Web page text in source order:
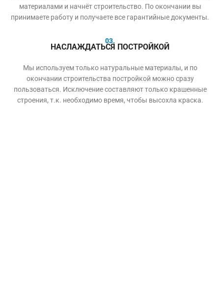
материалами и начнёт строительство. По окончании вы
принимаете работу и получаете все гарантийные документы.
03.
НАСЛАЖДАТЬСЯ ПОСТРОЙКОЙ
Мы используем только натуральные материалы, и по
окончании строительства постройкой можно сразу
пользоваться. Исключение составляют только крашенные
строения, т.к. необходимо время, чтобы высохла краска.